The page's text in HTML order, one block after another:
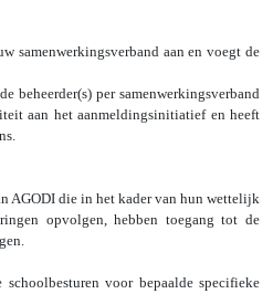
samenwerkingsverband aan en voegt de
beheerder(s) per samenwerkingsverband
aan het aanmeldingsinitiatief en heeft
AGODI die in het kader van hun wettelijk
opvolgen, hebben toegang tot de
voor bepaalde specifieke